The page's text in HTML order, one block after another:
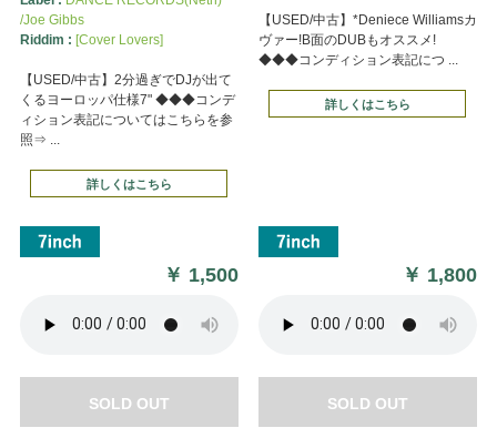
/Joe Gibbs
Riddim : [Cover Lovers]
【USED/中古】2分過ぎでDJが出て
くるヨーロッパ仕様7" ◆◆◆コンデ
ィション表記についてはこちらを参
照⇒ ...
詳しくはこちら
￥ 1,500
SOLD OUT
【USED/中古】*Deniece Williamsカ
ヴァー!B面のDUBもオススメ!
◆◆◆コンディション表記につ ...
詳しくはこちら
￥ 1,800
SOLD OUT